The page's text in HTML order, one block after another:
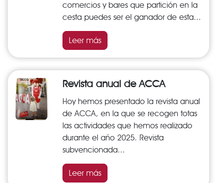
comercios y bares que partición en la
cesta puedes ser el ganador de esta...
Leer más
Revista anual de ACCA
Hoy hemos presentado la revista anual
de ACCA, en la que se recogen totas
las actividades que hemos realizado
durante el año 2025. Revista
subvencionada...
Leer más